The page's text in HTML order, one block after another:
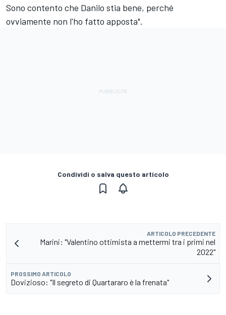
Sono contento che Danilo stia bene, perché
ovviamente non l'ho fatto apposta".
Condividi o salva questo articolo
ARTICOLO PRECEDENTE
Marini: "Valentino ottimista a mettermi tra i primi nel
2022"
PROSSIMO ARTICOLO
Dovizioso: "Il segreto di Quartararo è la frenata"